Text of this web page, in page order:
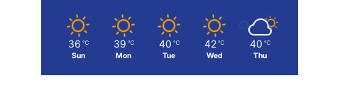
36 ℃
Sun
39 ℃
Mon
40 ℃
Tue
42 ℃
Wed
40 ℃
Thu